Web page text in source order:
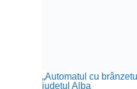
„Automatul cu
județul Alba